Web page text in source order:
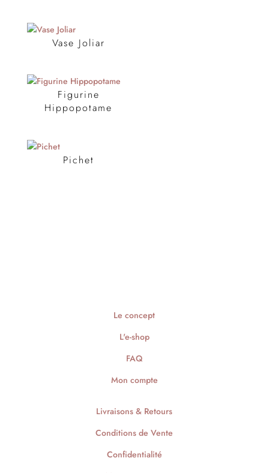
Vase Joliar
Figurine
Hippopotame
Pichet
Le concept
L'e-shop
FAQ
Mon compte
Livraisons & Retours
Conditions de Vente
Confidentialité